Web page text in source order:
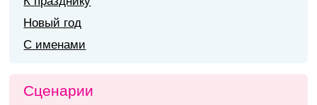
Новый год
С именами
Сценарии